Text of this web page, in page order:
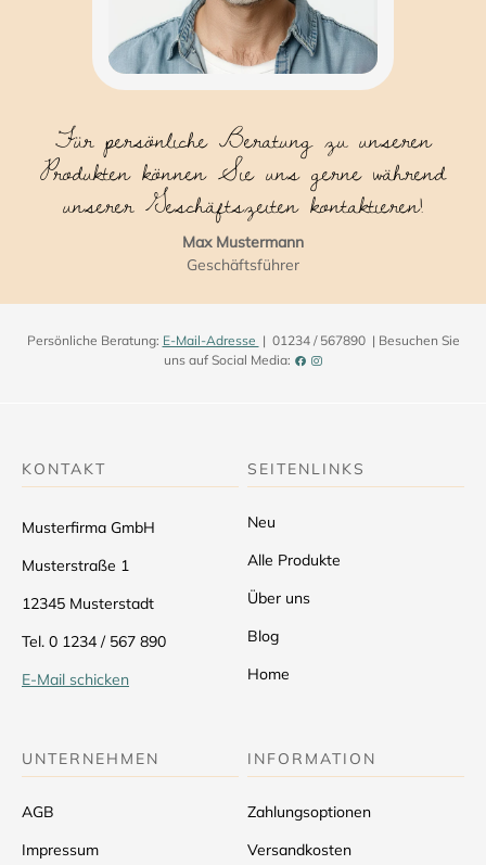
Für persönliche Beratung zu unseren
Produkten können Sie uns gerne während
unserer Geschäftszeiten kontaktieren!
Max Mustermann
Geschäftsführer
Persönliche Beratung: E-Mail-Adresse | 01234 / 567890 | Besuchen Sie
uns auf Social Media:
KONTAKT
Musterfirma GmbH
Musterstraße 1
12345 Musterstadt
Tel. 0 1234 / 567 890
E-Mail schicken
SEITENLINKS
Neu
Alle Produkte
Über uns
Blog
Home
UNTERNEHMEN
AGB
Impressum
INFORMATION
Zahlungsoptionen
Versandkosten